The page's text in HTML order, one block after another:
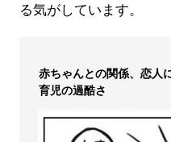
る気がしています。
赤ちゃんとの関係、恋人
育児の過酷さ